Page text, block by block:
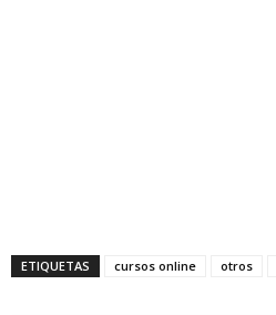
ETIQUETAS cursos online otros